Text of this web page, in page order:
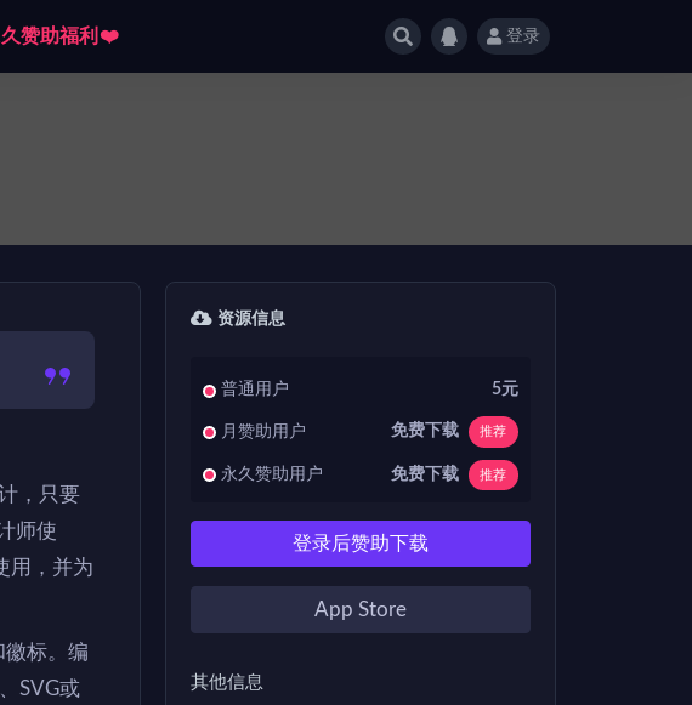
赞助福利❤️ 登录
，只要
师使
用，并为
徽标。编
SVG或
资源信息
普通用户 5元
月赞助用户 免费下载 推荐
永久赞助用户 免费下载 推荐
登录后赞助下载
App Store
其他信息